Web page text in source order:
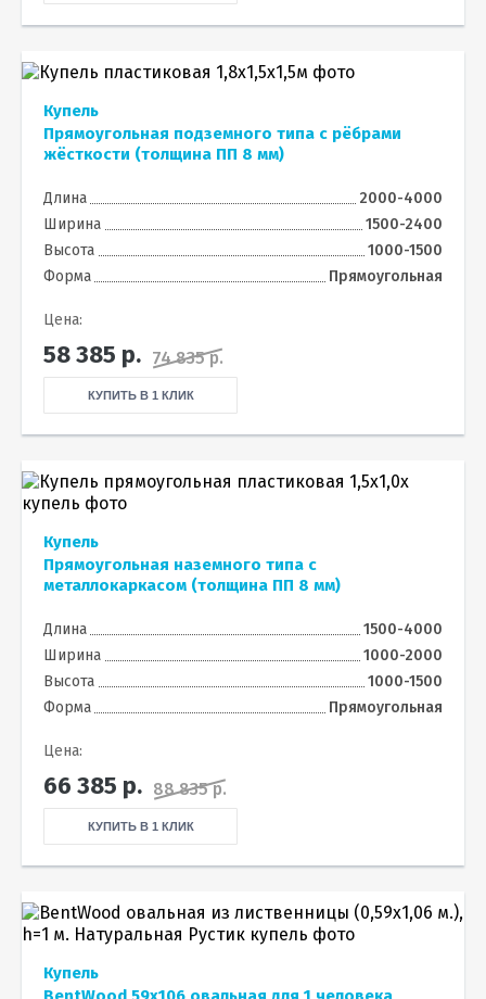
Купель
Прямоугольная подземного типа с рёбрами
жёсткости (толщина ПП 8 мм)
Длина
2000-4000
Ширина
1500-2400
Высота
1000-1500
Форма
Прямоугольная
Цена:
58 385 р. 74 835 р.
КУПИТЬ В 1 КЛИК
Купель
Прямоугольная наземного типа с
металлокаркасом (толщина ПП 8 мм)
Длина
1500-4000
Ширина
1000-2000
Высота
1000-1500
Форма
Прямоугольная
Цена:
66 385 р. 88 835 р.
КУПИТЬ В 1 КЛИК
Купель